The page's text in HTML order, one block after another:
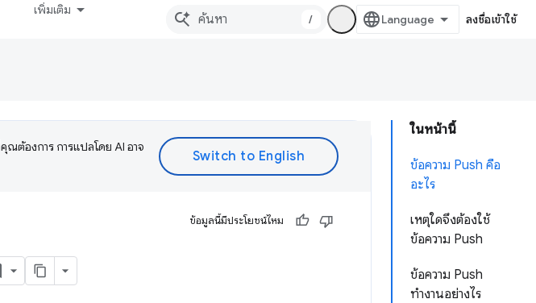
เพิ่มเติม
/ ลงชื่อเข้าใช้
ในหน้านี้
ข้อความ Push คือ
อะไร
เหตุใดจึงต้องใช้
ข้อความ Push
ข้อความ Push
ทำงานอย่างไร
ณต้องการ การแปลโดย AI อาจ
ข้อมูลนี้มีประโยชน์ไหม